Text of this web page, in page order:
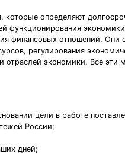
которые определяют
функционирования
финансовых отношений.
регулирования
отраслей экономики. Все
цели в работе
России;
дней;